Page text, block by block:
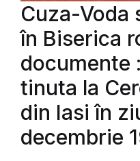
Cuza-Voda
în Biserica
documente
tinuta la
din Iasi în
decembrie